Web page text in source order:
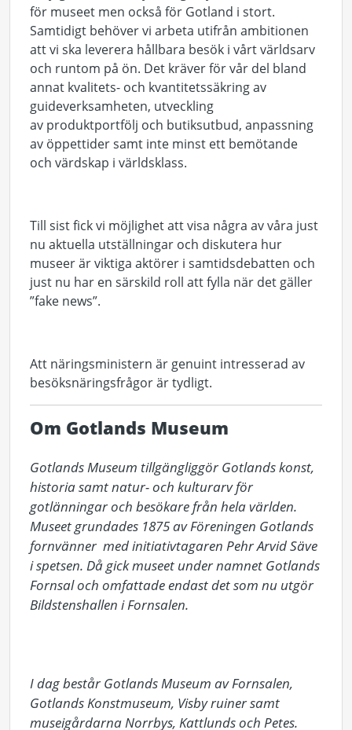
för museet men också för Gotland i stort.
Samtidigt behöver vi arbeta utifrån ambitionen
att vi ska leverera hållbara besök i vårt världsarv
och runtom på ön. Det kräver för vår del bland
annat kvalitets- och kvantitetssäkring av
guideverksamheten, utveckling
av produktportfölj och butiksutbud, anpassning
av öppettider samt inte minst ett bemötande
och värdskap i världsklass.
Till sist fick vi möjlighet att visa några av våra just
nu aktuella utställningar och diskutera hur
museer är viktiga aktörer i samtidsdebatten och
just nu har en särskild roll att fylla när det gäller
”fake news”.
Att näringsministern är genuint intresserad av
besöksnäringsfrågor är tydligt.
Om Gotlands Museum
Gotlands Museum tillgängliggör Gotlands konst,
historia samt natur- och kulturarv för
gotlänningar och besökare från hela världen.
Museet grundades 1875 av Föreningen Gotlands
fornvänner  med initiativtagaren Pehr Arvid Säve
i spetsen. Då gick museet under namnet Gotlands
Fornsal och omfattade endast det som nu utgör
Bildstenshallen i Fornsalen.
I dag består Gotlands Museum av Fornsalen,
Gotlands Konstmuseum, Visby ruiner samt
museigårdarna Norrbys, Kattlunds och Petes.